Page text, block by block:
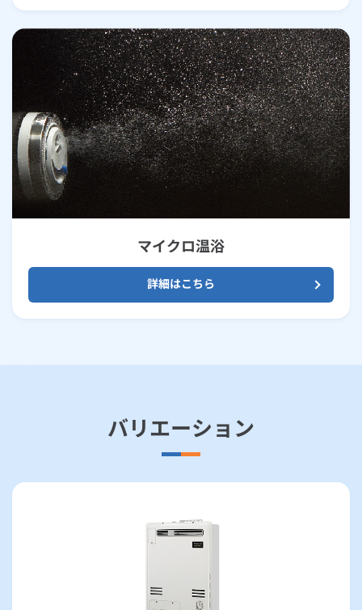
マイクロ温浴
詳細はこちら
バリエーション